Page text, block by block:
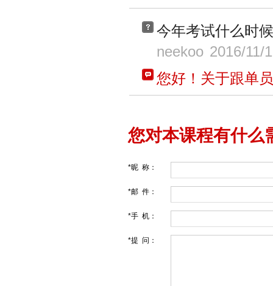
今年考试什么时
neekoo 2016/11/
您好！关于跟单
您对本课程有什么
*昵 称：
*邮 件：
*手 机：
*提 问：